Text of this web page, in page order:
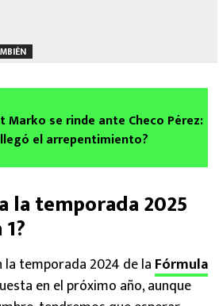
Marko se rinde ante Checo Pérez:
llegó el arrepentimiento?
la temporada 2025
la temporada 2024 de laFórmula
en el próximo año, aunque